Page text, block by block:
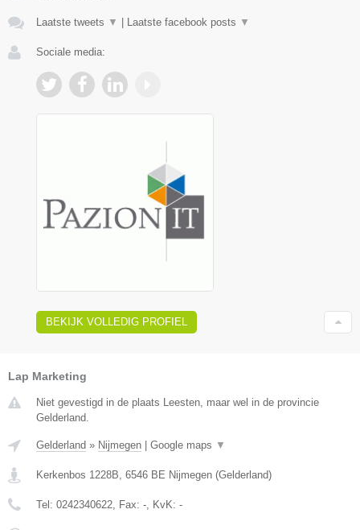
Laatste tweets ▼ Laatste facebook posts ▼
Sociale media:
BEKIJK VOLLEDIG PROFIEL
Lap Marketing
Niet gevestigd in de plaats Leesten, maar wel in de provincie
Gelderland.
Gelderland » Nijmegen Google maps ▼
Kerkenbos 1228B, 6546 BE Nijmegen (Gelderland)
Tel: 0242340622, Fax: -, KvK: -